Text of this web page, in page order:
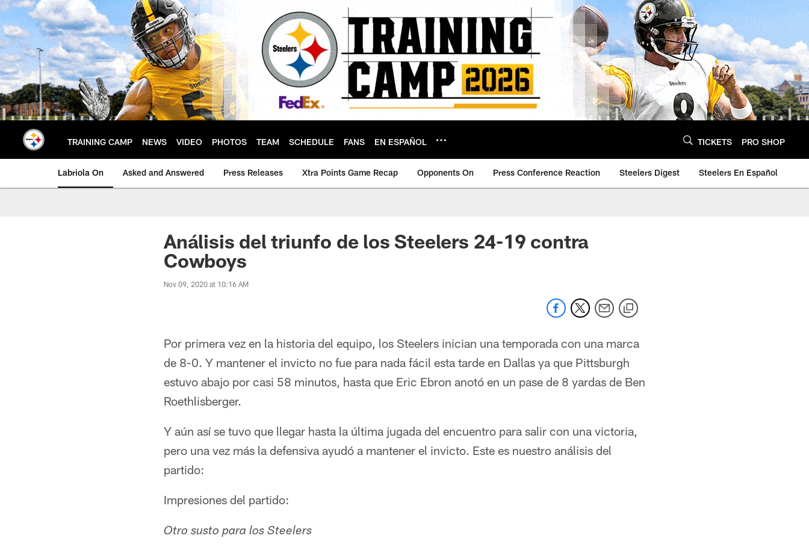
Skip
to
main
content
TRAINING CAMP NEWS VIDEO PHOTOS TEAM SCHEDULE FANS EN ESPAÑOL TICKETS PRO SHOP
Labriola On Asked and Answered Press Releases Xtra Points Game Recap Opponents On Press Conference Reaction Steelers Digest Steelers En Español
Análisis del triunfo de los Steelers 24-19 contra
Cowboys
Nov 09, 2020 at 10:16 AM
Por primera vez en la historia del equipo, los Steelers inician una temporada con una marca
de 8-0. Y mantener el invicto no fue para nada fácil esta tarde en Dallas ya que Pittsburgh
estuvo abajo por casi 58 minutos, hasta que Eric Ebron anotó en un pase de 8 yardas de Ben
Roethlisberger.
Y aún así se tuvo que llegar hasta la última jugada del encuentro para salir con una victoria,
pero una vez más la defensiva ayudó a mantener el invicto. Este es nuestro análisis del
partido:
Impresiones del partido:
Otro susto para los Steelers